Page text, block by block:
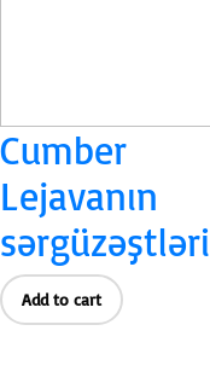
Cumber
Lejavanın
sərgüzəştləri
Add to cart